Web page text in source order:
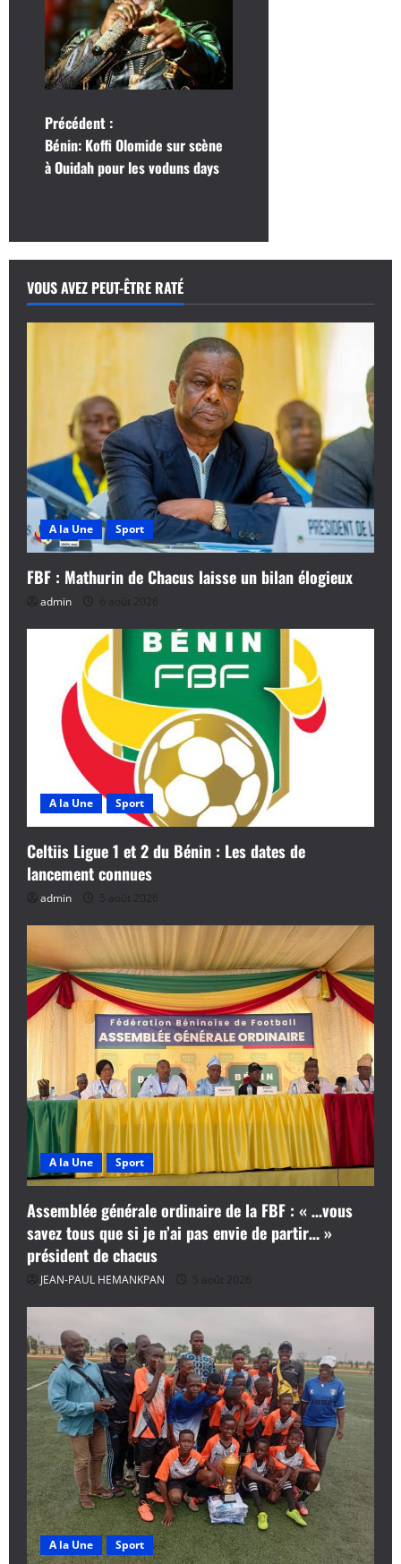
N
a
i
g
a
n
d
’
a
r
e
Précédent :
Bénin: Koffi Olomide sur scène
à Ouidah pour les voduns days
VOUS AVEZ PEUT-ÊTRE RATÉ
A la Une Sport
FBF : Mathurin de Chacus laisse un bilan élogieux
admin 6 août 2026
A la Une Sport
Celtiis Ligue 1 et 2 du Bénin : Les dates de
lancement connues
admin 5 août 2026
A la Une Sport
Assemblée générale ordinaire de la FBF : « …vous
savez tous que si je n’ai pas envie de partir… »
président de chacus
JEAN-PAUL HEMANKPAN 5 août 2026
A la Une Sport